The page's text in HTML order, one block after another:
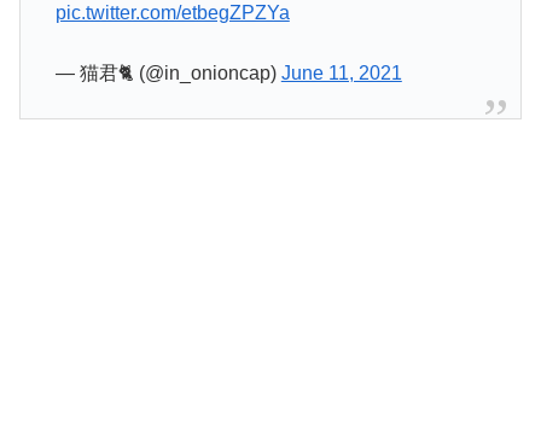
pic.twitter.com/etbegZPZYa
— 猫君🐈 (@in_onioncap) June 11, 2021